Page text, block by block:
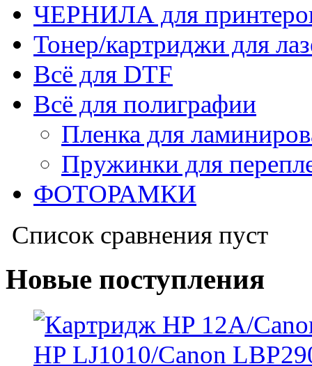
ЧЕРНИЛА для
Тонер/картриджи для
Всё для DTF
Всё для полиграфии
Пленка для
Пружинки для
ФОТОРАМКИ
Список сравнения пуст
Новые поступления